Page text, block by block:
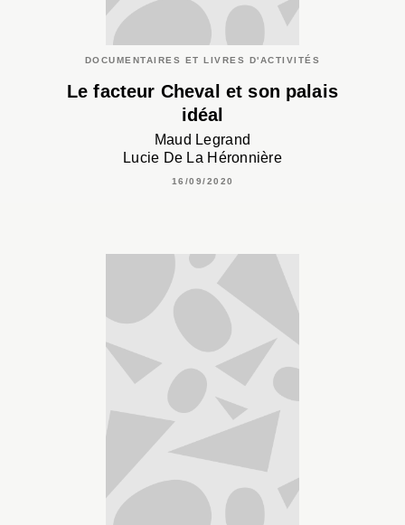
DOCUMENTAIRES ET LIVRES D'ACTIVITÉS
Le facteur Cheval et son palais
idéal
Maud Legrand
Lucie De La Héronnière
16/09/2020